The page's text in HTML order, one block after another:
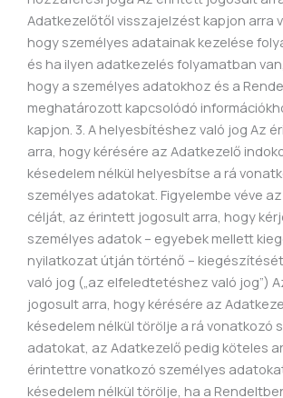
Adatkezelőtől visszajelzést kapjon arra
hogy személyes adatainak kezelése
és ha ilyen adatkezelés folyamatban
hogy a személyes adatokhoz és a
meghatározott kapcsolódó
kapjon. 3. A helyesbítéshez való jog Az
arra, hogy kérésére az Adatkezelő
késedelem nélkül helyesbítse a rá
személyes adatokat. Figyelembe véve
célját, az érintett jogosult arra, hogy
személyes adatok – egyebek mellett
nyilatkozat útján történő –
való jog („az elfeledtetéshez való jog”)
jogosult arra, hogy kérésére az
késedelem nélkül törölje a rá vonatkozó
adatokat, az Adatkezelő pedig köteles
érintettre vonatkozó személyes
késedelem nélkül törölje, ha a